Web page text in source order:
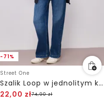
-71%
Street One
Szalik Loop w jednolitym kolorze
22,00 zł74,90zł